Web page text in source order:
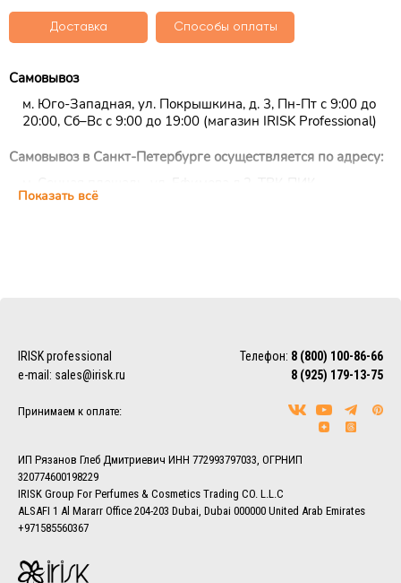
Доставка Способы оплаты
Самовывоз
м. Юго-Западная, ул. Покрышкина, д. 3, Пн-Пт с 9:00 до
20:00, Сб–Вс с 9:00 до 19:00 (магазин IRISK Professional)
Самовывоз в Санкт-Петербурге осуществляется по адресу:
цокольный этаж, ежедневно с 10:00 до 22:00 (магазин
Доставка осуществляется по всему миру с помощью
службы EMS или Почты России.
Также можно воспользоваться услугами наиболее удобной
линии, Байкал-Сервис, DPD, ЖелДорЭкспедиция)
заказов вы можете в разделеДоставка.
Показать всё
IRISK professional Телефон: 8 (800) 100-86-66
8 (925) 179-13-75
e-mail: sales@irisk.ru
Принимаем к оплате:
ИП Рязанов Глеб Дмитриевич ИНН 772993797033, ОГРНИП
320774600198229
IRISK Group For Perfumes & Cosmetics Trading CO. L.L.C
ALSAFI 1 Al Mararr Office 204-203 Dubai, Dubai 000000 United Arab Emirates
+971585560367